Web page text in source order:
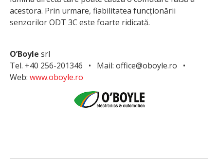
acestora. Prin urmare, fiabilitatea funcționării
senzorilor ODT 3C este foarte ridicată.
O’Boyle srl
Tel. +40 256-201346 • Mail: office@oboyle.ro •
Web: www.oboyle.ro